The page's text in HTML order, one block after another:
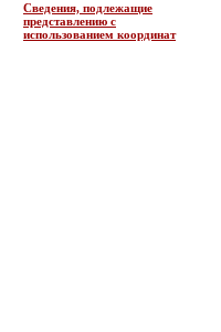
Сведения, подлежащие
представлению с
использованием координат